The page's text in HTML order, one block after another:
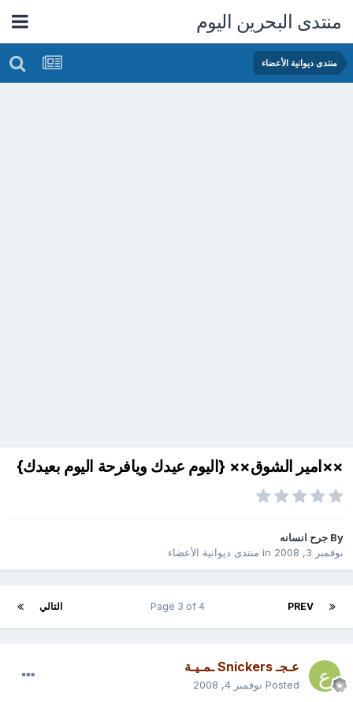
منتدى البحرين اليوم
منتدى ديوانية الأعضاء
××امير الشوق×× {اليوم عيدك ويافرحة اليوم بعيدك}
By جرح انسانه
نوفمبر 3, 2008
in منتدى ديوانية الأعضاء
PREV التالي Page 3 of 4
عـجـ Snickers ـمـيـة
Posted نوفمبر 4, 2008